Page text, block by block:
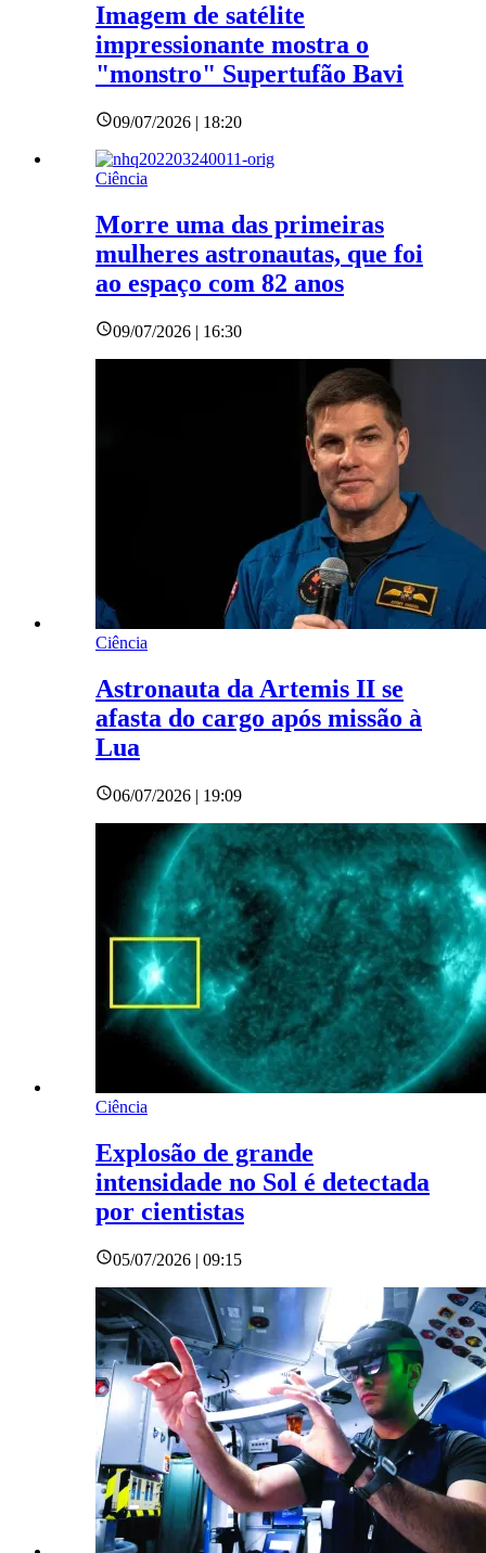
Imagem de satélite
impressionante mostra o
"monstro" Supertufão Bavi
09/07/2026 | 18:20
Ciência
Morre uma das primeiras
mulheres astronautas, que foi
ao espaço com 82 anos
09/07/2026 | 16:30
Ciência
Astronauta da Artemis II se
afasta do cargo após missão à
Lua
06/07/2026 | 19:09
Ciência
Explosão de grande
intensidade no Sol é detectada
por cientistas
05/07/2026 | 09:15